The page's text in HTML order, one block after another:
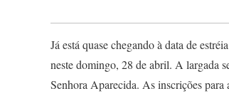
Já está quase chegando à data de
neste domingo, 28 de abril. A largada
Senhora Aparecida. As inscrições